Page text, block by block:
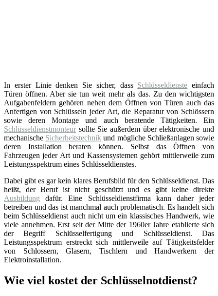
In erster Linie denken Sie sicher, dass Schlüsseldienste einfach
Türen öffnen. Aber sie tun weit mehr als das. Zu den wichtigsten
Aufgabenfeldern gehören neben dem Öffnen von Türen auch das
Anfertigen von Schlüsseln jeder Art, die Reparatur von Schlössern
sowie deren Montage und auch beratende Tätigkeiten. Ein
Schlüsseldienstmonteur sollte Sie außerdem über elektronische und
mechanische Sicherheitstechnik und mögliche Schließanlagen sowie
deren Installation beraten können. Selbst das Öffnen von
Fahrzeugen jeder Art und Kassensystemen gehört mittlerweile zum
Leistungsspektrum eines Schlüsseldienstes.
Dabei gibt es gar kein klares Berufsbild für den Schlüsseldienst. Das
heißt, der Beruf ist nicht geschützt und es gibt keine direkte
Ausbildung dafür. Eine Schlüsseldienstfirma kann daher jeder
betreiben und das ist manchmal auch problematisch. Es handelt sich
beim Schlüsseldienst auch nicht um ein klassisches Handwerk, wie
viele annehmen. Erst seit der Mitte der 1960er Jahre etablierte sich
der Begriff Schlüsselfertigung und Schlüsseldienst. Das
Leistungsspektrum erstreckt sich mittlerweile auf Tätigkeitsfelder
von Schlossern, Glasern, Tischlern und Handwerkern der
Elektroinstallation.
Wie viel kostet der Schlüsselnotdienst?